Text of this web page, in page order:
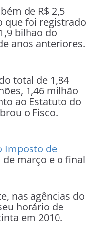
de R$ 2,5
que foi registrado
bilhão do
anos anteriores.
total de 1,84
1,46 milhão
ao Estatuto do
o Fisco.
Imposto de
março e o final
nas agências do
horário de
em 2010.